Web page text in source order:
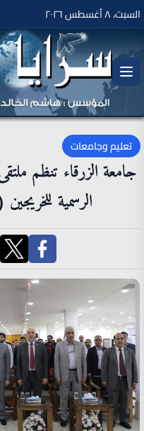
السبت، ٨ أغسطس ٢٠٢٦
تعليم وجامعات
جامعة الزرقاء تنظم
الرسمية